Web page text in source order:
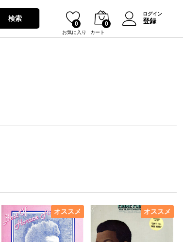
検索
お気に入り
0
カート
0
ログイン
登録
オススメ オススメ